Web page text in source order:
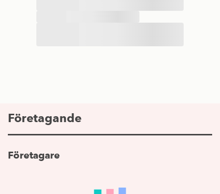
Företagande
Företagare